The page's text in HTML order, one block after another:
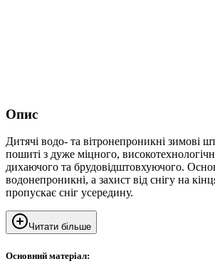
Опис
Дитячі водо- та вітронепроникні зимові
пошиті з дуже міцного,
дихаючого та брудовідштовхуючого.
водонепроникні, а захист від снігу на
пропускає сніг усередину.
Читати більше
Основний матеріал: